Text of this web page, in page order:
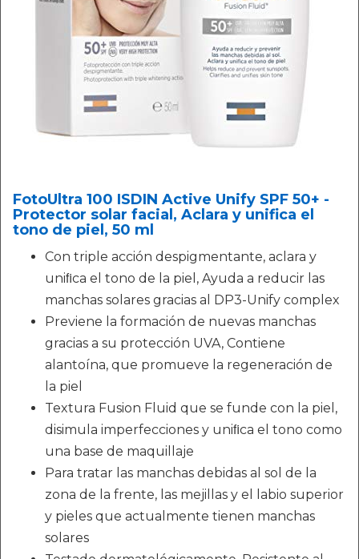
FotoUltra 100 ISDIN Active Unify SPF 50+ -
Protector solar facial, Aclara y unifica el
tono de piel, 50 ml
Con triple acción despigmentante, aclara y
uniﬁca el tono de la piel, Ayuda a reducir las
manchas solares gracias al DP3-Unify complex
Previene la formación de nuevas manchas
gracias a su protección UVA, Contiene
alantoína, que promueve la regeneración de
la piel
Textura Fusion Fluid que se funde con la piel,
disimula imperfecciones y uniﬁca el tono como
una base de maquillaje
Para tratar las manchas debidas al sol de la
zona de la frente, las mejillas y el labio superior
y pieles que actualmente tienen manchas
solares